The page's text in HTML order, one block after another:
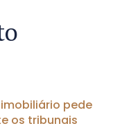
pede
os tribunais